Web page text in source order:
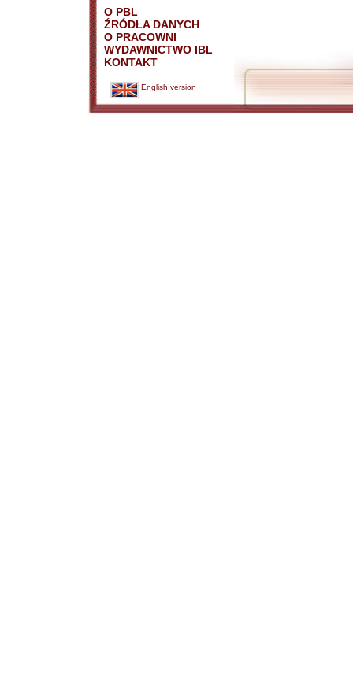
O PBL
ŹRÓDŁA DANYCH
O PRACOWNI
WYDAWNICTWO IBL
KONTAKT
English version